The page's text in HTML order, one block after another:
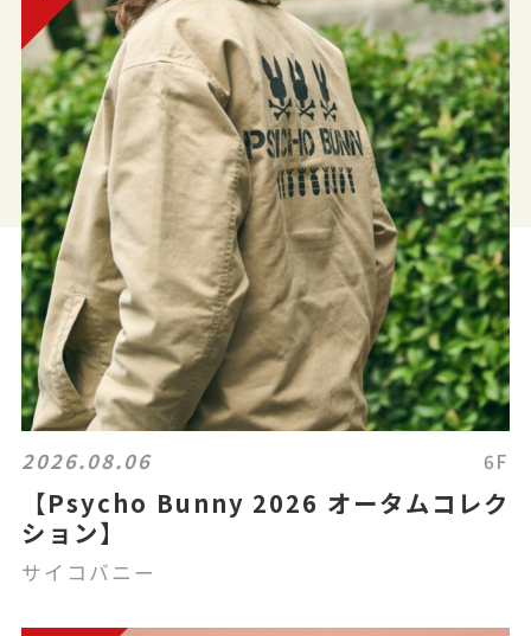
2026.08.06 6F
【Psycho Bunny 2026 オータムコレク
ション】
サイコバニー